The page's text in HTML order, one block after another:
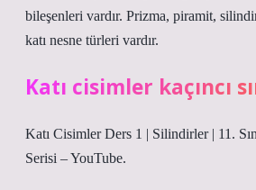
bileşenleri vardır. Prizma, piramit,
katı nesne türleri vardır.
Katı cisimler kaçıncı
Katı Cisimler Ders 1 | Silindirler | 11.
Serisi – YouTube.